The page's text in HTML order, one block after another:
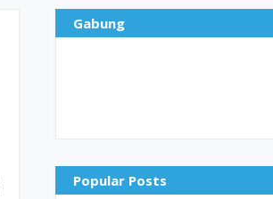
Gabung
Popular Posts